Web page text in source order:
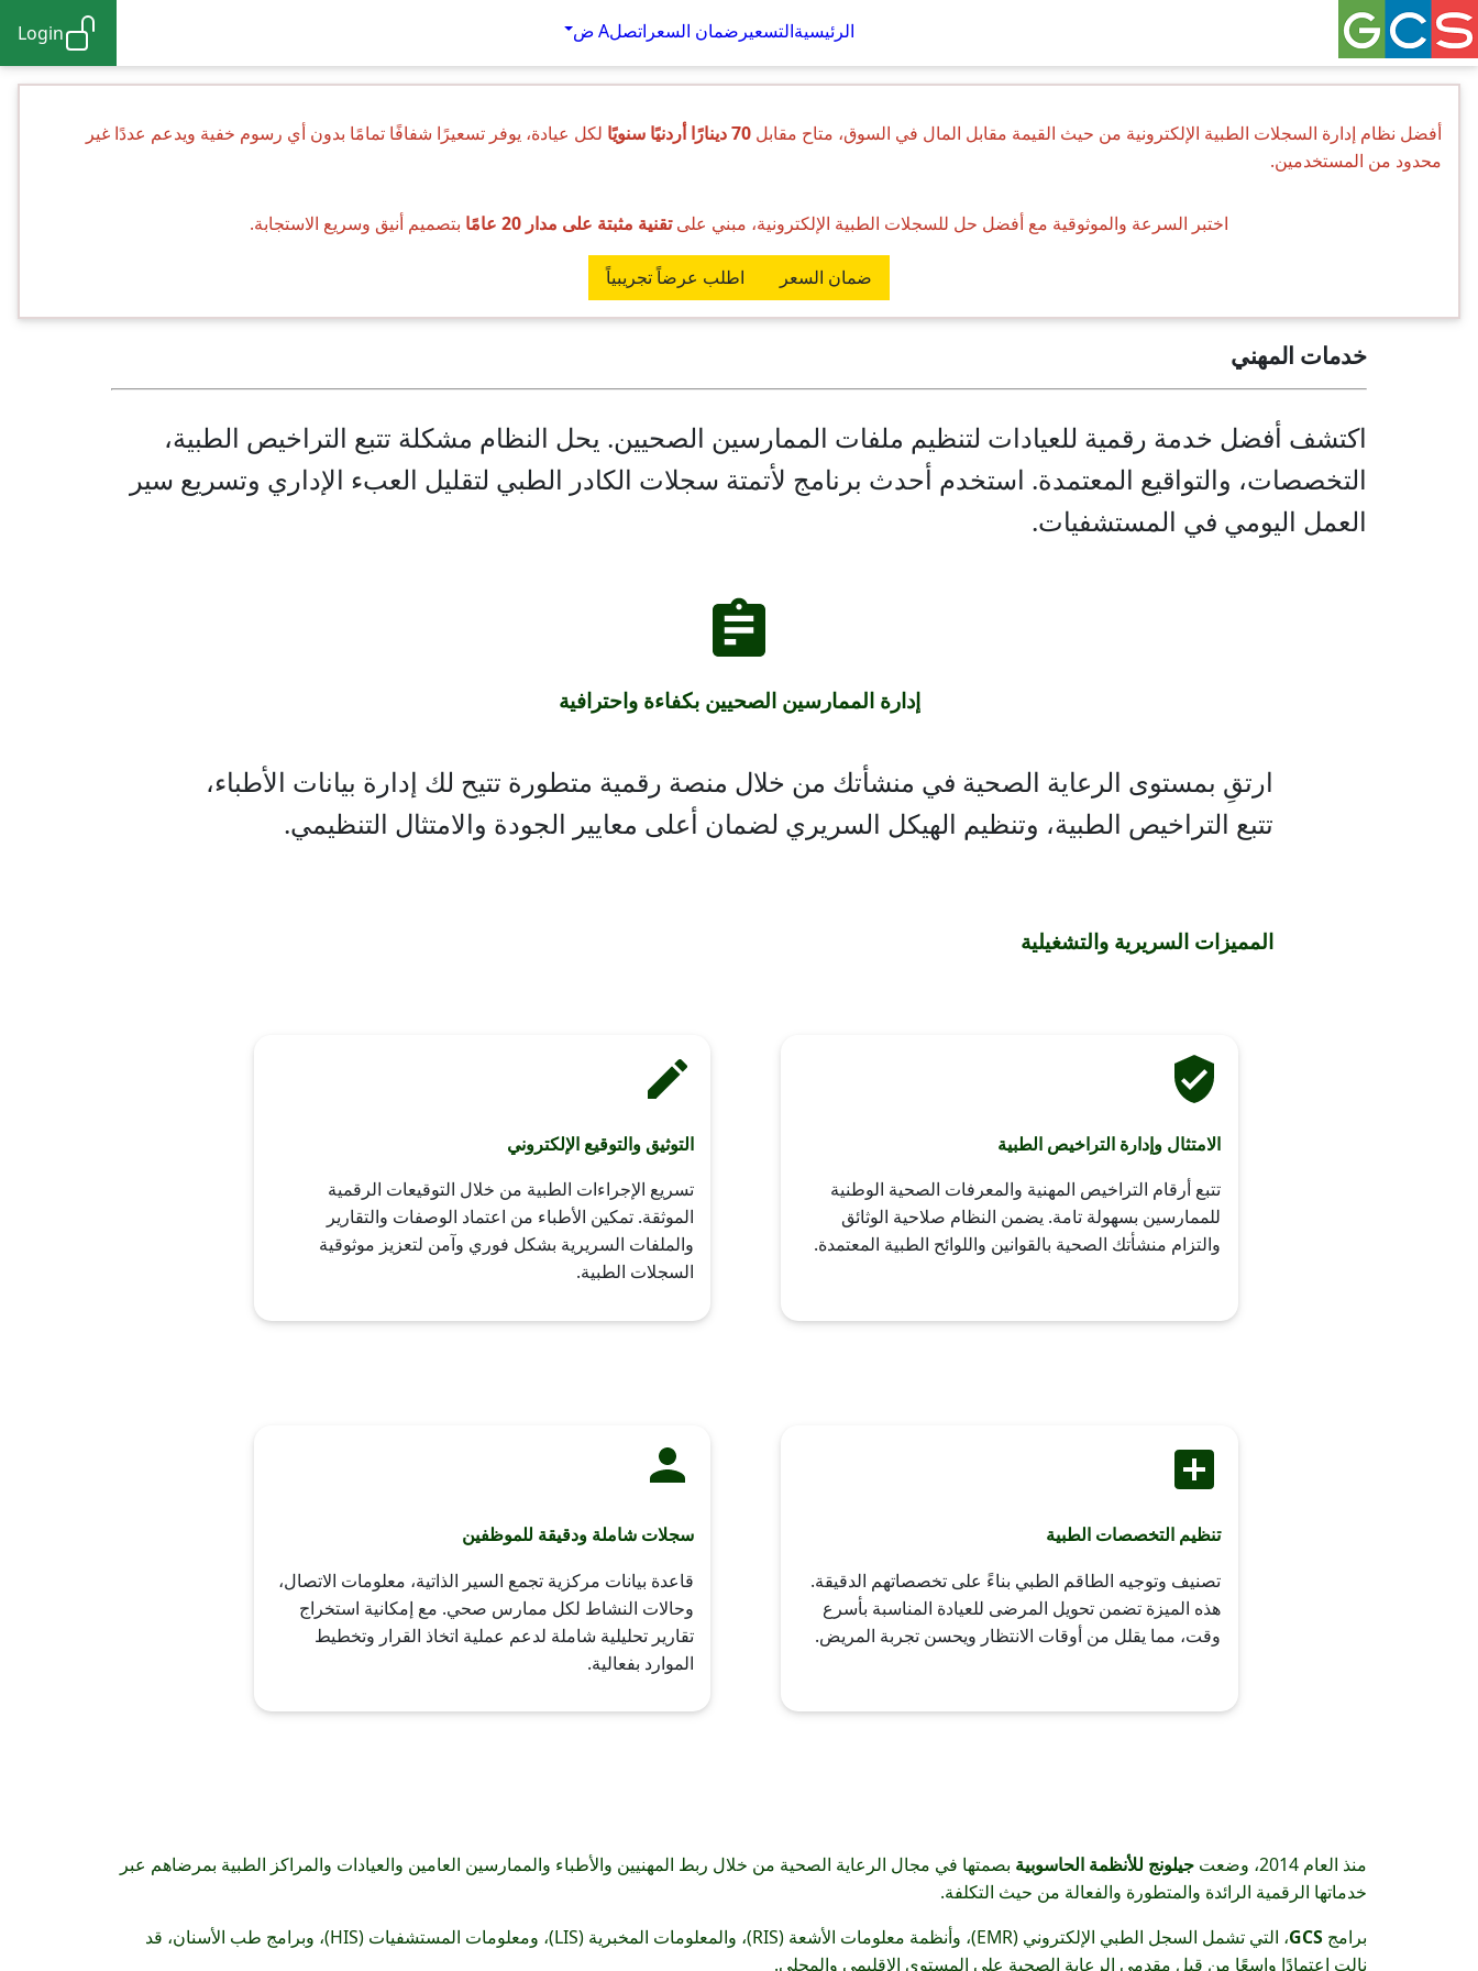
الرئيسيةالتسعير ضمان السعر اتصلA ض Login
أفضل نظام إدارة السجلات الطبية الإلكترونية من حيث القيمة مقابل المال في السوق، متاح مقابل70 دينارًا أردنيًا سنويًا
لكل عيادة، يوفر تسعيرًا شفافًا تمامًا بدون أي رسوم خفية ويدعم عددًا غير
محدود من المستخدمين.
اختبر السرعة والموثوقية مع أفضل حل للسجلات الطبية الإلكترونية، مبني علىتقنية مثبتة على مدار 20 عامًا بتصميم أنيق وسريع الاستجابة.
ضمان السعر اطلب عرضاً تجريبياً
خدمات المهني
اكتشف أفضل خدمة رقمية للعيادات لتنظيم ملفات الممارسين الصحيين. يحل النظام مشكلة تتبع التراخيص الطبية،
التخصصات، والتواقيع المعتمدة. استخدم أحدث برنامج لأتمتة سجلات الكادر الطبي لتقليل العبء الإداري وتسريع سير
العمل اليومي في المستشفيات.
إدارة الممارسين الصحيين بكفاءة واحترافية
ارتقِ بمستوى الرعاية الصحية في منشأتك من خلال منصة رقمية متطورة تتيح لك إدارة بيانات الأطباء،
تتبع التراخيص الطبية، وتنظيم الهيكل السريري لضمان أعلى معايير الجودة والامتثال التنظيمي.
المميزات السريرية والتشغيلية
الامتثال وإدارة التراخيص الطبية
تتبع أرقام التراخيص المهنية والمعرفات الصحية الوطنية
للممارسين بسهولة تامة. يضمن النظام صلاحية الوثائق
والتزام منشأتك الصحية بالقوانين واللوائح الطبية المعتمدة.
التوثيق والتوقيع الإلكتروني
تسريع الإجراءات الطبية من خلال التوقيعات الرقمية
الموثقة. تمكين الأطباء من اعتماد الوصفات والتقارير
والملفات السريرية بشكل فوري وآمن لتعزيز موثوقية
السجلات الطبية.
تنظيم التخصصات الطبية
تصنيف وتوجيه الطاقم الطبي بناءً على تخصصاتهم الدقيقة.
هذه الميزة تضمن تحويل المرضى للعيادة المناسبة بأسرع
وقت، مما يقلل من أوقات الانتظار ويحسن تجربة المريض.
سجلات شاملة ودقيقة للموظفين
قاعدة بيانات مركزية تجمع السير الذاتية، معلومات الاتصال،
وحالات النشاط لكل ممارس صحي. مع إمكانية استخراج
تقارير تحليلية شاملة لدعم عملية اتخاذ القرار وتخطيط
الموارد بفعالية.
منذ العام 2014، وضعت جيلونج للأنظمة الحاسوبية بصمتها في مجال الرعاية الصحية من خلال ربط المهنيين والأطباء والممارسين العامين والعيادات والمراكز الطبية بمرضاهم عبر
خدماتها الرقمية الرائدة والمتطورة والفعالة من حيث التكلفة.
برامج GCS
، التي تشمل السجل الطبي الإلكتروني (EMR)، وأنظمة معلومات الأشعة (RIS)، والمعلومات المخبرية (LIS)، ومعلومات المستشفيات (HIS)، وبرامج طب الأسنان، قد
نالت اعتمادًا واسعًا من قبل مقدمي الرعاية الصحية على المستوى الإقليمي والمحلي.